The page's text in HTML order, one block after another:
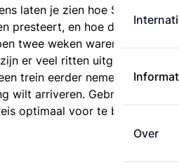
Over
laten je zien hoe Sprinter
presteert, en hoe de
twee weken waren. Is deze
er veel ritten uitgevallen?
trein eerder nemen als je
wilt arriveren. Gebruik de
optimaal voor te bereiden.